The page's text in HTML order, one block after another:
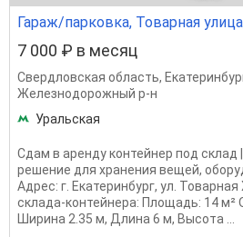
Гараж/парковка, Товарная
7 000 ₽ в месяц
Свердловская область,
Железнодорожный р-н
Уральская
Сдам в аренду контейнер под склад
решение для хранения вещей,
Адрес: г. Екатеринбург, ул.
склада-контейнера: Площадь: 14
Ширина 2.35 м, Длина 6 м, Высота ...